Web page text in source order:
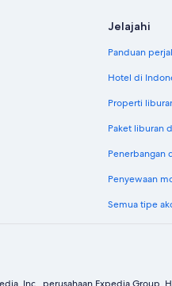
Jelajahi
Panduan
Hotel di
Properti
Paket liburan
Penerbangan
Penyewaan
Semua tipe